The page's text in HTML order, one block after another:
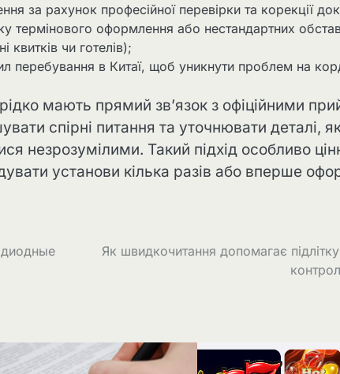
за рахунок професійної перевірки та корекції
термінового оформлення або нестандартних
квитків чи готелів);
перебування в Китаї, щоб уникнути проблем на
мають прямий зв’язок з офіційними
спірні питання та уточнювати деталі,
незрозумілими. Такий підхід особливо
установи кілька разів або вперше
Як швидкочитання допомагає